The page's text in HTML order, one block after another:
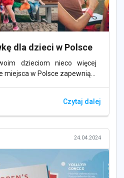
dla dzieci w Polsce
dzieciom nieco więcej
w Polsce zapewnią...
Czytaj dalej
24.04.2024